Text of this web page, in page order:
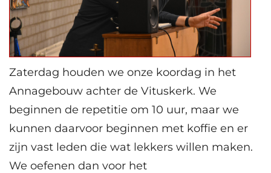
Zaterdag houden we onze koordag in het
Annagebouw achter de Vituskerk. We
beginnen de repetitie om 10 uur, maar we
kunnen daarvoor beginnen met koffie en er
zijn vast leden die wat lekkers willen maken.
We oefenen dan voor het